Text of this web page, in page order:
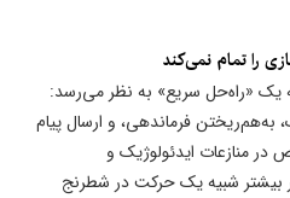
را تمام نمی‌کند
یک «راه‌حل سریع» به نظر می‌رسد:
فرماندهی، و ارسال پیام
در منازعات ایدئولوژیک و
بیشتر شبیه یک حرکت در شطرنج